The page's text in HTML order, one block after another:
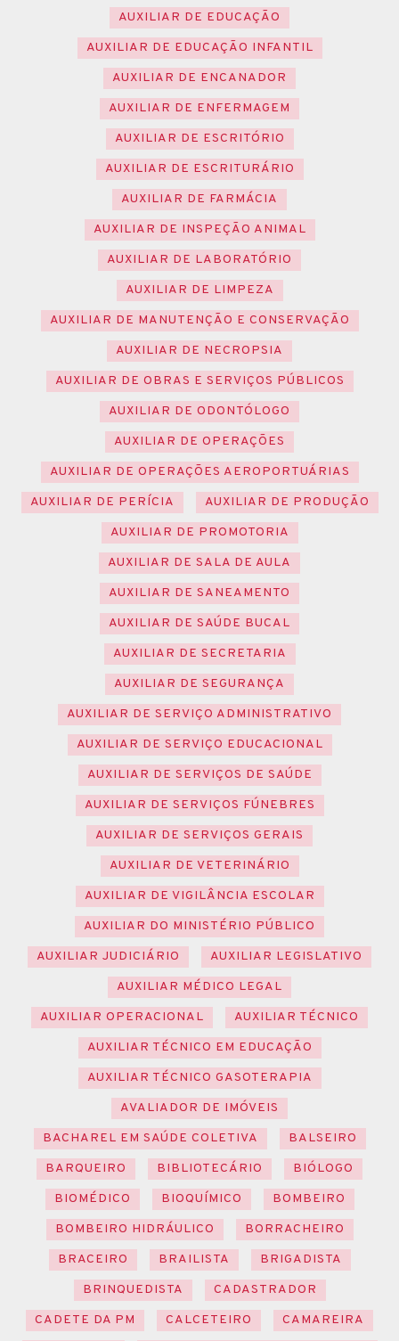
AUXILIAR DE EDUCAÇÃO
AUXILIAR DE EDUCAÇÃO INFANTIL
AUXILIAR DE ENCANADOR
AUXILIAR DE ENFERMAGEM
AUXILIAR DE ESCRITÓRIO
AUXILIAR DE ESCRITURÁRIO
AUXILIAR DE FARMÁCIA
AUXILIAR DE INSPEÇÃO ANIMAL
AUXILIAR DE LABORATÓRIO
AUXILIAR DE LIMPEZA
AUXILIAR DE MANUTENÇÃO E CONSERVAÇÃO
AUXILIAR DE NECROPSIA
AUXILIAR DE OBRAS E SERVIÇOS PÚBLICOS
AUXILIAR DE ODONTÓLOGO
AUXILIAR DE OPERAÇÕES
AUXILIAR DE OPERAÇÕES AEROPORTUÁRIAS
AUXILIAR DE PERÍCIA
AUXILIAR DE PRODUÇÃO
AUXILIAR DE PROMOTORIA
AUXILIAR DE SALA DE AULA
AUXILIAR DE SANEAMENTO
AUXILIAR DE SAÚDE BUCAL
AUXILIAR DE SECRETARIA
AUXILIAR DE SEGURANÇA
AUXILIAR DE SERVIÇO ADMINISTRATIVO
AUXILIAR DE SERVIÇO EDUCACIONAL
AUXILIAR DE SERVIÇOS DE SAÚDE
AUXILIAR DE SERVIÇOS FÚNEBRES
AUXILIAR DE SERVIÇOS GERAIS
AUXILIAR DE VETERINÁRIO
AUXILIAR DE VIGILÂNCIA ESCOLAR
AUXILIAR DO MINISTÉRIO PÚBLICO
AUXILIAR JUDICIÁRIO
AUXILIAR LEGISLATIVO
AUXILIAR MÉDICO LEGAL
AUXILIAR OPERACIONAL
AUXILIAR TÉCNICO
AUXILIAR TÉCNICO EM EDUCAÇÃO
AUXILIAR TÉCNICO GASOTERAPIA
AVALIADOR DE IMÓVEIS
BACHAREL EM SAÚDE COLETIVA
BALSEIRO
BARQUEIRO
BIBLIOTECÁRIO
BIÓLOGO
BIOMÉDICO
BIOQUÍMICO
BOMBEIRO
BOMBEIRO HIDRÁULICO
BORRACHEIRO
BRACEIRO
BRAILISTA
BRIGADISTA
BRINQUEDISTA
CADASTRADOR
CADETE DA PM
CALCETEIRO
CAMAREIRA